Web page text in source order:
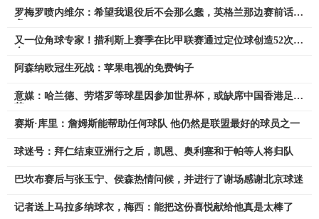
罗梅罗喷内维尔：希望我退役后不会那么蠢，英格兰那边赛前话很
又一位角球专家！措利斯上赛季在比甲联赛通过定位球创造52次机
阿森纳欧冠生死战：苹果电视的免费钩子
意媒：哈兰德、劳塔罗等球星因参加世界杯，或缺席中国香港足球
赛斯·库里：詹姆斯能帮助任何球队 他仍然是联盟最好的球员之一
球迷号：拜仁结束亚洲行之后，凯恩、奥利塞和于帕等人将归队
巴坎布赛后与张玉宁、侯森热情问候，并进行了谢场感谢北京球迷
记者送上马拉多纳球衣，梅西：能把这份喜悦献给他真是太棒了